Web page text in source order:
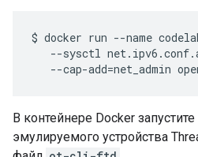
$ docker run --name
--sysctl
В контейнере Docker
эмулируемого устройства